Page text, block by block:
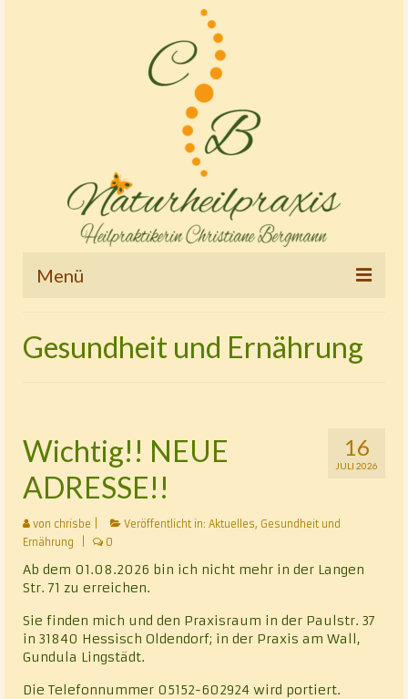
Menü
Therapien und Tätigkeitsschwerpunkte
Klassische Homöopathie
Cranio – Sacrale – Osteopathie
Gelenkbehandlung nach Luck (REGB)
Chakrablütenessenzentherapie
Vita
Kontakt
Gesundheit und Ernährung
16
JULI 2026
Wichtig!! NEUE
ADRESSE!!
von chrisbe Veröffentlicht in: Aktuelles, Gesundheit und
Ernährung
0
Ab dem 01.08.2026 bin ich nicht mehr in der Langen
Str. 71 zu erreichen.
Sie finden mich und den Praxisraum in der Paulstr. 37
in 31840 Hessisch Oldendorf; in der Praxis am Wall,
Gundula Lingstädt.
Die Telefonnummer 05152-602924 wird portiert.